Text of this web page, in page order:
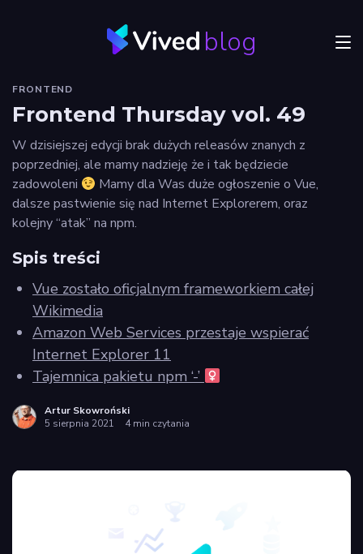
blog
Craftsmanship
Frontend
Autorzy
Odkryj
Vived
Privacy
policy
FRONTEND
Frontend Thursday vol. 49
W dzisiejszej edycji brak dużych releasów znanych z
poprzedniej, ale mamy nadzieję że i tak będziecie
zadowoleni
Mamy dla Was duże ogłoszenie o Vue,
dalsze pastwienie się nad Internet Explorerem, oraz
kolejny “atak” na npm.
Spis treści
Vue zostało oficjalnym frameworkiem całej
Wikimedia
Amazon Web Services przestaje wspierać
Internet Explorer 11
Tajemnica pakietu npm ‘-’
Artur Skowroński
5 sierpnia 2021
4 min czytania